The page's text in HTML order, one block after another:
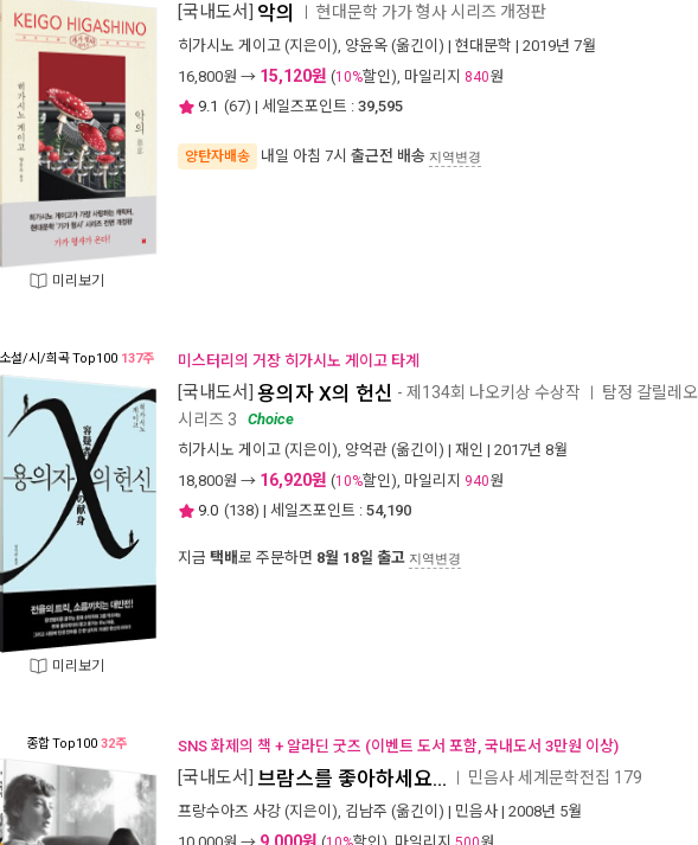
미리보기
[국내도서] 악의 현대문학 가가 형사 시리즈 개정판
히가시노 게이고 (지은이), 양윤옥 (옮긴이) | 현대문학 | 2019년 7월
16,800원 → 15,120원 (10%할인), 마일리지 840원
9.1 (67) | 세일즈포인트 : 39,595
양탄자배송 내일 아침 7시 출근전 배송 지역변경
소설/시/희곡Top100 137주
미리보기
미스터리의 거장 히가시노 게이고 타계
[국내도서] 용의자 X의 헌신 - 제134회 나오키상 수상작 탐정 갈릴레오
시리즈 3
Choice
히가시노 게이고 (지은이), 양억관 (옮긴이) | 재인 | 2017년 8월
18,800원 → 16,920원 (10%할인), 마일리지 940원
9.0 (138) | 세일즈포인트 : 54,190
지금 택배로 주문하면 8월 18일 출고 지역변경
종합Top100 32주 SNS 화제의 책 + 알라딘 굿즈 (이벤트 도서 포함, 국내도서 3만원 이상)
[국내도서] 브람스를 좋아하세요... 민음사 세계문학전집 179
프랑수아즈 사강 (지은이), 김남주 (옮긴이) | 민음사 | 2008년 5월